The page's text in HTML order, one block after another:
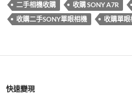
o
k
t
r
二手相機收購 收購 SONY A7R
收購二手SONY單眼相機
收購單眼
快速變現